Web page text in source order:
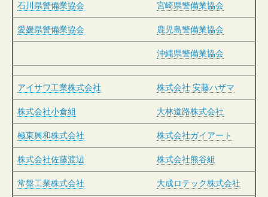
石川県警備業協会 宮崎県警備業協会
愛媛県警備業協会 鹿児島警備業協会
沖縄県警備業協会
アイサワ工業株式会社 株式会社 安藤ハザマ
株式会社小倉組 大林道路株式会社
極東興和株式会社 株式会社ガイアート
株式会社佐藤渡辺 株式会社熊谷組
常盤工業株式会社 大成ロテック株式会社